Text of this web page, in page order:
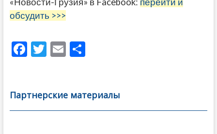
обсудить >>>
F
b
o
T
er
E
l
О
а
в
Партнерские материалы